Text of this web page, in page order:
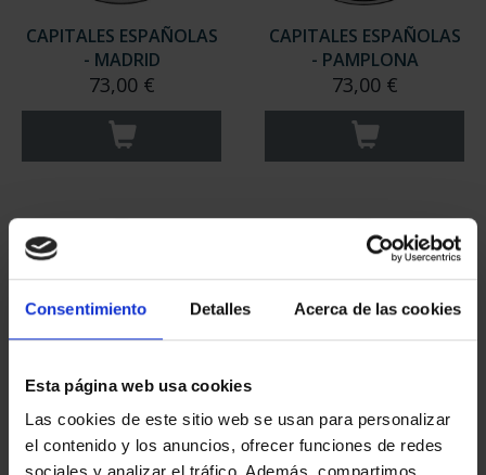
Consentimiento Detalles Acerca de las cookies
Esta página web usa cookies
Las cookies de este sitio web se usan para personalizar
el contenido y los anuncios, ofrecer funciones de redes
CAPITALES ESPAÑOLAS
- MADRID
73,00 €
CAPITALES ESPAÑOLAS
- PAMPLONA
73,00 €
CAPITALES ESPAÑOLAS
- ALICANTE
CAPITALES ESPAÑOLAS
- BADAJOZ